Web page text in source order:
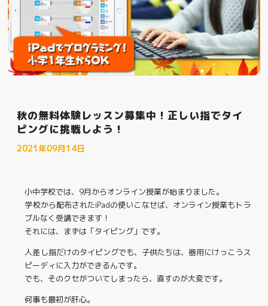
秋の無料体験レッスン募集中！正しい指でタイ
ピングに挑戦しよう！
2021年09月14日
小中学校では、9月からオンライン授業が始まりました。
学校から配布されたiPadの使いこなせば、オンライン授業もトラ
ブルなく受講できます！
それには、まずは「タイピング」です。
人差し指だけのタイピングでも、子供たちは、器用にけっこうス
ピーディに入力ができるんです。
でも、そのクセがついてしまったら、直すのが大変です。
何事も最初が肝心。